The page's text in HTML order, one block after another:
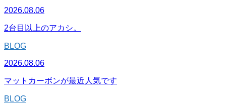
2026.08.06
2台目以上のアカシ。
BLOG
2026.08.06
マットカーボンが最近人気です
BLOG